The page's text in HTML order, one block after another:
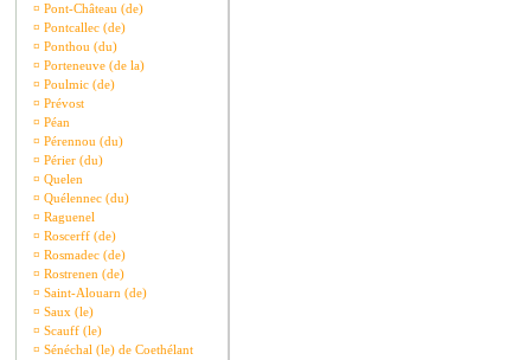
¤ Pont-Château (de)
¤ Pontcallec (de)
¤ Ponthou (du)
¤ Porteneuve (de la)
¤ Poulmic (de)
¤ Prévost
¤ Péan
¤ Pérennou (du)
¤ Périer (du)
¤ Quelen
¤ Quélennec (du)
¤ Raguenel
¤ Roscerff (de)
¤ Rosmadec (de)
¤ Rostrenen (de)
¤ Saint-Alouarn (de)
¤ Saux (le)
¤ Scauff (le)
¤ Sénéchal (le) de Coethélant